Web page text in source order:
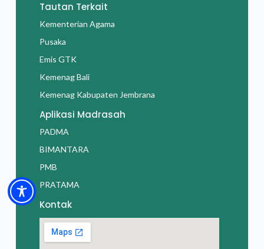
Tautan Terkait
Kementerian Agama
Pusaka
Emis GTK
Kemenag Bali
Kemenag Kabupaten Jembrana
Aplikasi Madrasah
PADMA
BIMANTARA
PMB
PRATAMA
Kontak